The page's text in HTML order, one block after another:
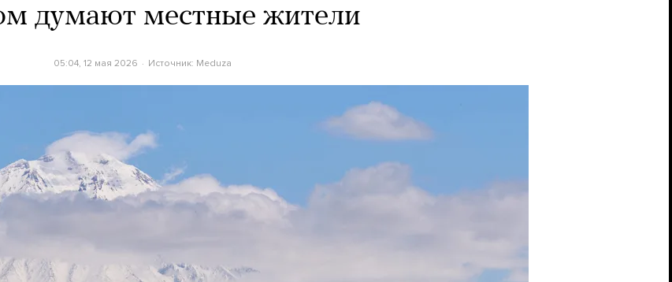
думают местные жители
05:04, 12 мая 2026 Источник: Meduza